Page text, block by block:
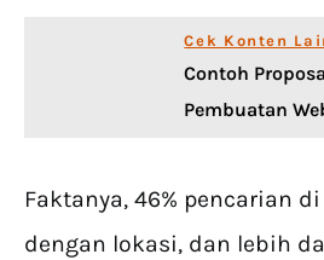
Cek Konten
Contoh
Pembuatan
Faktanya, 46% pencarian
dengan lokasi, dan lebih